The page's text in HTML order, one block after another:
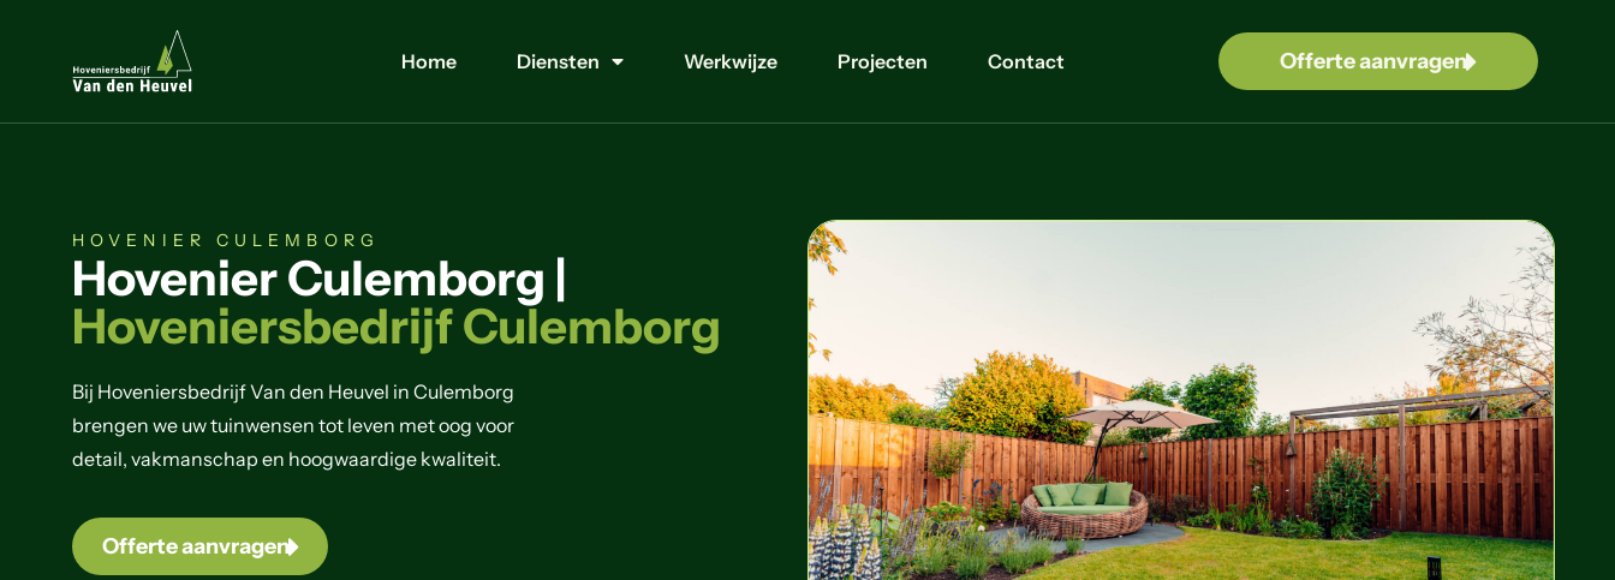
Home Diensten Werkwijze Projecten Contact Offerte aanvragen
HOVENIER CULEMBORG
Hovenier Culemborg |
Hoveniersbedrijf Culemborg
Bij Hoveniersbedrijf Van den Heuvel in Culemborg
brengen we uw tuinwensen tot leven met oog voor
detail, vakmanschap en hoogwaardige kwaliteit.
Offerte aanvragen